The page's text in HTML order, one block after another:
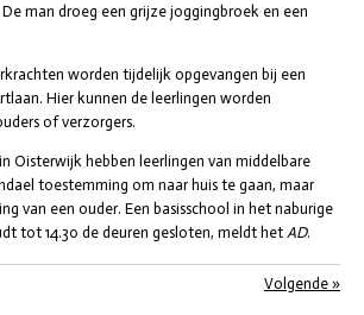
man droeg een grijze joggingbroek en een
worden tijdelijk opgevangen bij een
Hier kunnen de leerlingen worden
of verzorgers.
Oisterwijk hebben leerlingen van middelbare
toestemming om naar huis te gaan, maar
van een ouder. Een basisschool in het naburige
tot 14.30 de deuren gesloten, meldt het AD.
Volgende »